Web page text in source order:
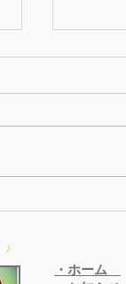
♪
・ホーム